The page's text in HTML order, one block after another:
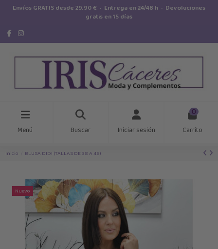
Envíos GRATIS desde 29,90 € · Entrega en 24/48 h · Devoluciones
gratis en 15 días
Menú Buscar Iniciar sesión
0
Carrito
Inicio BLUSA DIDI (TALLAS DE 38 A 46)
Nuevo